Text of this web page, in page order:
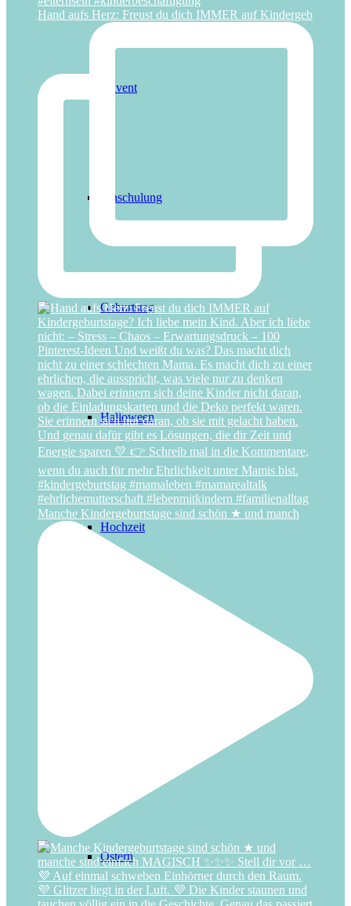
Advent
Einschulung
Geburtstag
Halloween
Hochzeit
Ostern
Hand aufs Herz: Freust du dich IMMER auf Kindergeb
Manche Kindergeburtstage sind schön ★ und manch